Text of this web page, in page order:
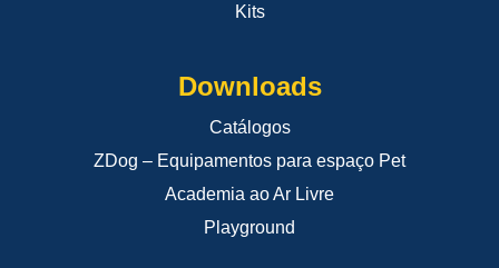
Kits
Downloads
Catálogos
ZDog – Equipamentos para espaço Pet
Academia ao Ar Livre
Playground